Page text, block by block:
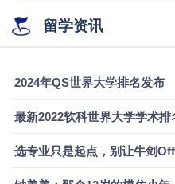
专科逆袭伦敦大
香港浸会大学伦
留学资讯
2024年QS世界大学排名发布
最新2022软科世界大学学术排
选专业只是起点，别让牛剑